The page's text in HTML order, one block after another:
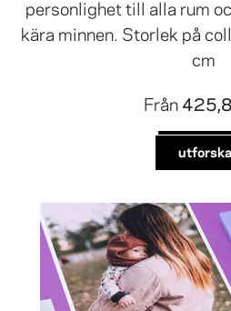
personlighet till alla rum
kära minnen. Storlek på
cm
Från
utforska